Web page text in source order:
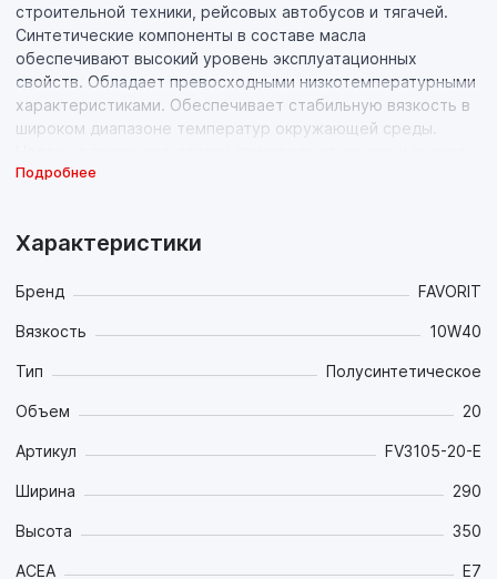
строительной техники, рейсовых автобусов и тягачей.
Синтетические компоненты в составе масла
обеспечивают высокий уровень эксплуатационных
свойств. Обладает превосходными низкотемпературными
характеристиками. Обеспечивает стабильную вязкость в
широком диапазоне температур окружающей среды.
как при холодном старте, так и при высоких рабочих
Подробнее
Характеристики
Бренд FAVORIT
Вязкость 10W40
Тип Полусинтетическое
Объем 20
Артикул FV3105-20-E
Ширина 290
Высота 350
ACEA E7